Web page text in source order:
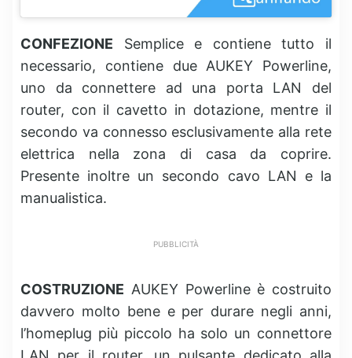
CONFEZIONE Semplice e contiene tutto il
necessario, contiene due AUKEY Powerline,
uno da connettere ad una porta LAN del
router, con il cavetto in dotazione, mentre il
secondo va connesso esclusivamente alla rete
elettrica nella zona di casa da coprire.
Presente inoltre un secondo cavo LAN e la
manualistica.
PUBBLICITÀ
COSTRUZIONE AUKEY Powerline è costruito
davvero molto bene e per durare negli anni,
l’homeplug più piccolo ha solo un connettore